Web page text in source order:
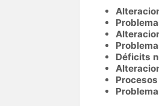
Déficits